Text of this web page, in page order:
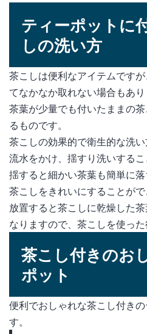
ティーポットに
しの洗い方
茶こしは便利なアイテムです
てなかなか取れない場合もあり
茶葉が少量でも付いたままの
るものです。
茶こしの効果的で衛生的な洗
流水をかけ、揺すり洗いするこ
揺すると細かい茶葉も簡単に
茶こしをきれいにすることがで
放置すると茶こしに乾燥した
なりますので、茶こしを使った
茶こし付きのお
ポット
便利でおしゃれな茶こし付き
す。